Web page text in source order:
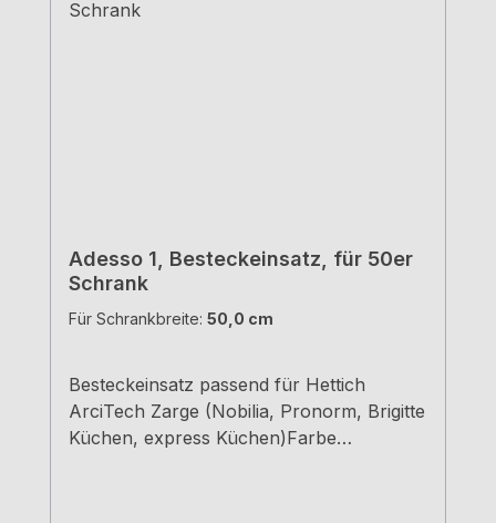
Adesso 1, Besteckeinsatz, für 50er
Schrank
Für Schrankbreite: 50,0 cm
Besteckeinsatz passend für Hettich
ArciTech Zarge (Nobilia, Pronorm, Brigitte
Küchen, express Küchen)Farbe